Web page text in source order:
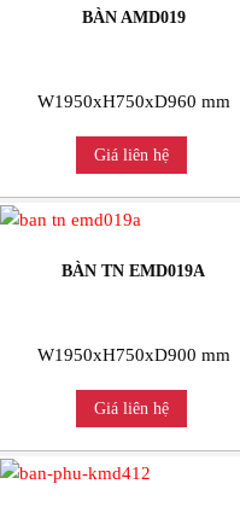
BÀN AMD019
W1950xH750xD960 mm
Giá liên hệ
BÀN TN EMD019A
W1950xH750xD900 mm
Giá liên hệ